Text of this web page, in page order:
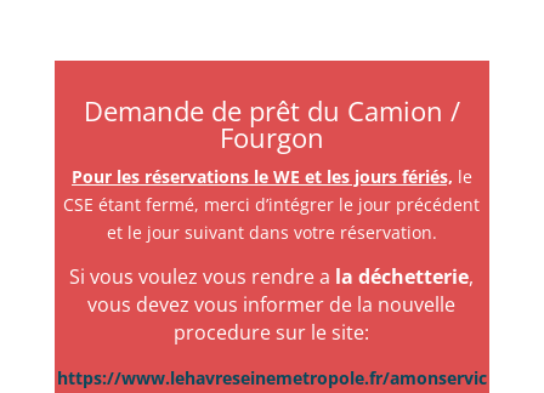
Demande de prêt du Camion /
Fourgon
Pour les réservations le WE et les jours fériés, le
CSE étant fermé, merci d’intégrer le jour précédent
et le jour suivant dans votre réservation.
Si vous voulez vous rendre a la déchetterie,
vous devez vous informer de la nouvelle
procedure sur le site:
https://www.lehavreseinemetropole.fr/amonservic